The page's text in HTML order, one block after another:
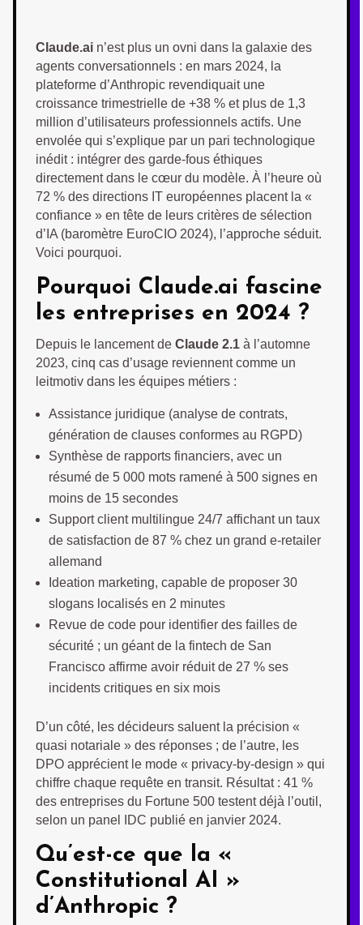
Claude.ai n’est plus un ovni dans la galaxie des
agents conversationnels : en mars 2024, la
plateforme d’Anthropic revendiquait une
croissance trimestrielle de +38 % et plus de 1,3
million d’utilisateurs professionnels actifs. Une
envolée qui s’explique par un pari technologique
inédit : intégrer des garde-fous éthiques
directement dans le cœur du modèle. À l’heure où
72 % des directions IT européennes placent la «
confiance » en tête de leurs critères de sélection
d’IA (baromètre EuroCIO 2024), l’approche séduit.
Voici pourquoi.
Pourquoi Claude.ai fascine
les entreprises en 2024 ?
Depuis le lancement de Claude 2.1 à l’automne
2023, cinq cas d’usage reviennent comme un
leitmotiv dans les équipes métiers :
Assistance juridique (analyse de contrats,
génération de clauses conformes au RGPD)
Synthèse de rapports financiers, avec un
résumé de 5 000 mots ramené à 500 signes en
moins de 15 secondes
Support client multilingue 24/7 affichant un taux
de satisfaction de 87 % chez un grand e-retailer
allemand
Ideation marketing, capable de proposer 30
slogans localisés en 2 minutes
Revue de code pour identifier des failles de
sécurité ; un géant de la fintech de San
Francisco affirme avoir réduit de 27 % ses
incidents critiques en six mois
D’un côté, les décideurs saluent la précision «
quasi notariale » des réponses ; de l’autre, les
DPO apprécient le mode « privacy-by-design » qui
chiffre chaque requête en transit. Résultat : 41 %
des entreprises du Fortune 500 testent déjà l’outil,
selon un panel IDC publié en janvier 2024.
Qu’est-ce que la «
Constitutional AI »
d’Anthropic ?